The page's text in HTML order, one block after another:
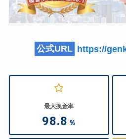
公式URL https://
最大換金率
98.8 ％